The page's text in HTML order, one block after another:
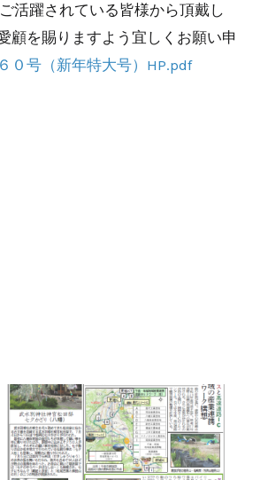
活躍されている皆様から頂戴し
顧を賜りますよう宜しくお願い申
号（新年特大号）HP.pdf